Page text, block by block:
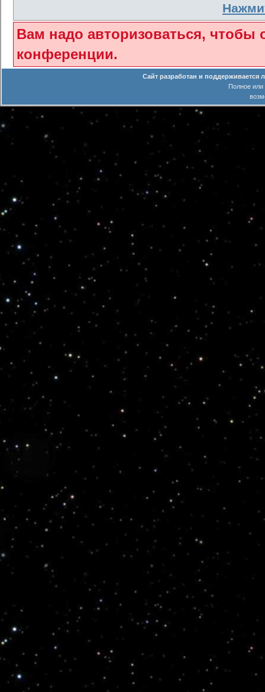
Вам надо авторизоваться, чтобы
конференции.
Сайт разработан и поддерживается
Полное или